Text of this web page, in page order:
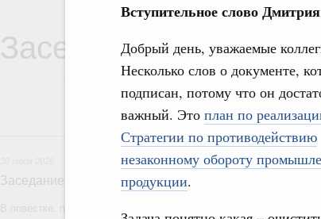
Вступительное слово
Добрый день, уважаемые
Несколько слов о документе,
подписан, потому что он
важный. Это план по
Стратегии по противодействию
незаконному обороту
продукции.
Заседания
30 июля, четверг
Заседание Правительства (2026 год, №26)